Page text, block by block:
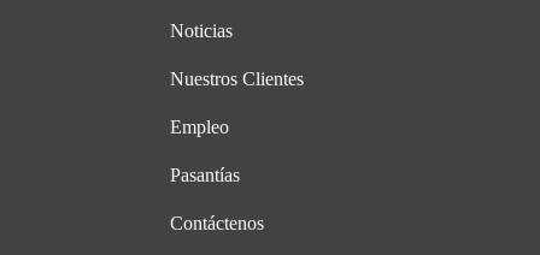
Noticias
Nuestros Clientes
Empleo
Pasantías
Contáctenos